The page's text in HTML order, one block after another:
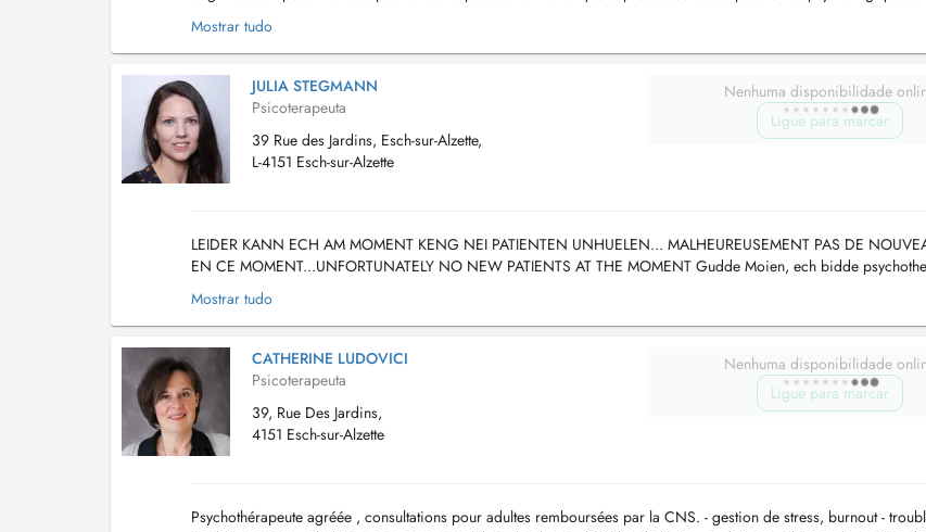
charge psychothérapeutique intégrative. Praticien ...
Mostrar tudo
JULIA STEGMANN
Psicoterapeuta
39 Rue des Jardins, Esch-sur-Alzette,
L-4151 Esch-sur-Alzette
Nenhuma disponibilidade
Ligue para marcar
LEIDER KANN ECH AM MOMENT KENG NEI PATIENTEN UNHUELEN... MALHEUREUSEMENT PAS DE
EN CE MOMENT...UNFORTUNATELY NO NEW PATIENTS AT THE MOMENT Gudde Moien, ech bidde
Gespréicher fir Kanner an Erwuessener un. Dës kënnen am Eenzel- oder Familljesetting stattfann...
Mostrar tudo
CATHERINE LUDOVICI
Psicoterapeuta
39, Rue Des Jardins,
4151 Esch-sur-Alzette
Nenhuma disponibilidade
Ligue para marcar
Psychothérapeute agréée , consultations pour adultes remboursées par la CNS. - gestion de stress, burnout -